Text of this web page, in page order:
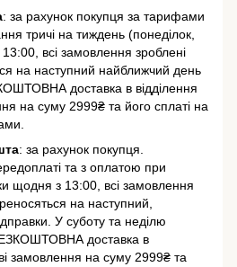
: за рахунок покупця за тарифами
тричі на тиждень (понеділок,
всі замовлення зроблені
на наступний найближчий день
доставка в відділення
на суму 2999₴ та його сплаті на
: за рахунок покупця.
та з оплатою при
щодня з 13:00, всі замовлення
на наступний,
У суботу та неділю
доставка в
замовлення на суму 2999₴ та